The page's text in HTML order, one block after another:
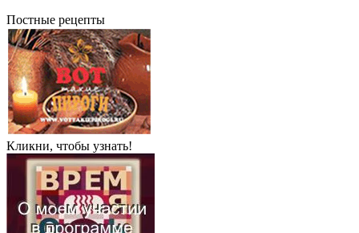
Постные рецепты
Кликни, чтобы узнать!